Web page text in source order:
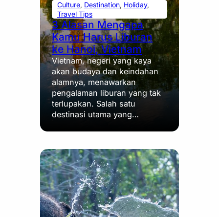
Culture, Destination, Holiday
Travel Tips
3 Alasan Mengapa
Kamu Harus Liburan
ke Hanoi, Vietnam
Vietnam, negeri yang kaya
akan budaya dan keindahan
alamnya, menawarkan
pengalaman liburan yang tak
terlupakan. Salah satu
destinasi utama yang…